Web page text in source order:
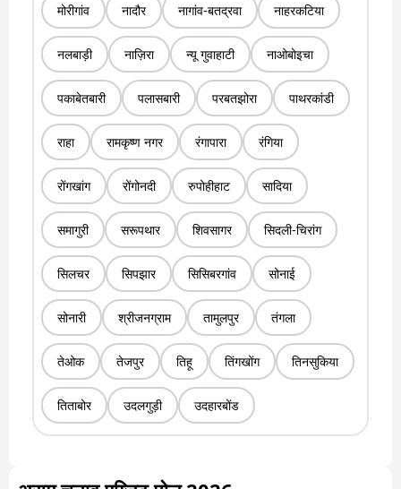
मोरीगांव नादौर नागांव-बतद्रवा नाहरकटिया
नलबाड़ी नाज़िरा न्यू गुवाहाटी नाओबोइचा
पकाबेतबारी पलासबारी परबतझोरा पाथरकांडी
राहा रामकृष्ण नगर रंगापारा रंगिया
रोंगखांग रोंगोनदी रुपोहीहाट सादिया
समागुरी सरूपथार शिवसागर सिदली-चिरांग
सिलचर सिपझार सिसिबरगांव सोनाई
सोनारी श्रीजनग्राम तामुलपुर तंगला
तेओक तेजपुर तिहू तिंगखोंग तिनसुकिया
तिताबोर उदलगुड़ी उदहारबोंड